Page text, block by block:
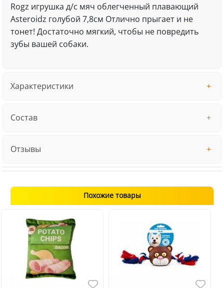
Rogz игрушка д/с мяч облегченный плавающий
Asteroidz голубой 7,8см Отлично прыгает и не
тонет! Достаточно мягкий, чтобы не повредить
зубы вашей собаки.
Характеристики
Состав
Отзывы
Похожие товары